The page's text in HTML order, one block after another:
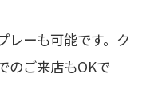
レーも可能です。ク
のご来店もOKで